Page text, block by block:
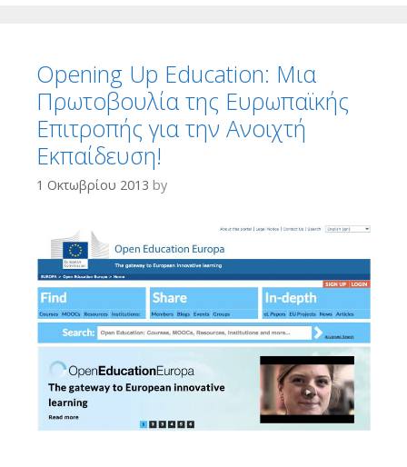
Opening Up Education: Μια
Πρωτοβουλία της Ευρωπαϊκής
Επιτροπής για την Ανοιχτή
Εκπαίδευση!
1 Οκτωβρίου 2013 by